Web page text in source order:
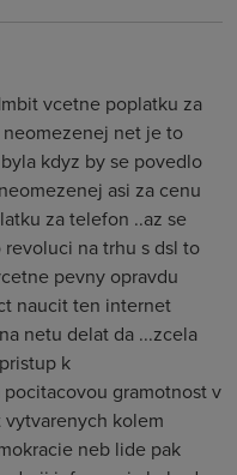
vcetne poplatku za
net je to
kdyz by se povedlo
asi za cenu
za telefon ..az se
na trhu s dsl to
pevny opravdu
naucit ten internet
netu delat da ...zcela
k
gramotnost v
kolem
neb lide pak